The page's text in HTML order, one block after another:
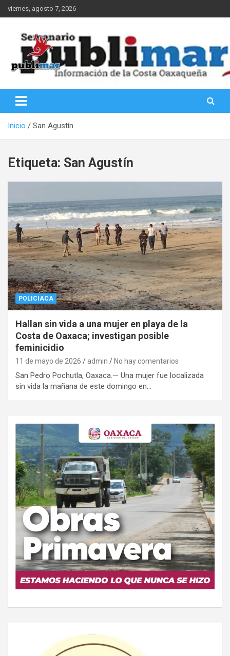
Saltar
al
viernes, agosto 7, 2026
PubliMar
Inicio San Agustín
Etiqueta: San Agustín
POLICIACA
Hallan sin vida a una mujer en playa de la
Costa de Oaxaca; investigan posible
feminicidio
11 de mayo de 2026 admin No hay comentarios
San Pedro Pochutla, Oaxaca.— Una mujer fue localizada
sin vida la mañana de este domingo en…